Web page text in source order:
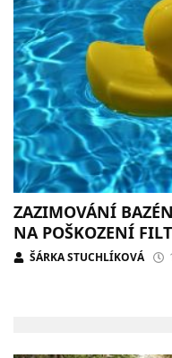
ZAZIMOVÁNÍ
NA POŠKOZENÍ
ŠÁRKA STUCHLÍKOVÁ